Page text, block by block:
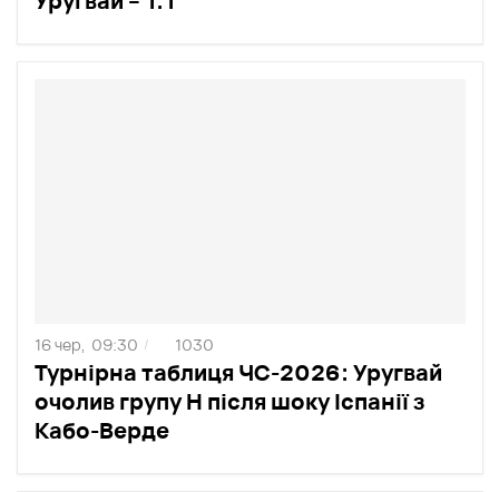
Турнірна таблиця ЧС-2026: Уругвай
очолив групу H після шоку Іспанії з
Кабо-Верде
16 чер, 09:30 / 1030